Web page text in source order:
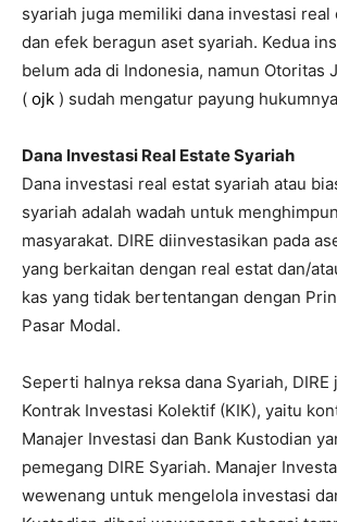
syariah juga memiliki dana investasi real
dan efek beragun aset syariah. Kedua
belum ada di Indonesia, namun Otoritas
( ojk ) sudah mengatur payung
Dana Investasi Real Estate Syariah
Dana investasi real estat syariah atau
syariah adalah wadah untuk
masyarakat. DIRE diinvestasikan pada
yang berkaitan dengan real estat dan/
kas yang tidak bertentangan dengan
Pasar Modal.
Seperti halnya reksa dana Syariah,
Kontrak Investasi Kolektif (KIK), yaitu
Manajer Investasi dan Bank Kustodian
pemegang DIRE Syariah. Manajer
wewenang untuk mengelola investasi